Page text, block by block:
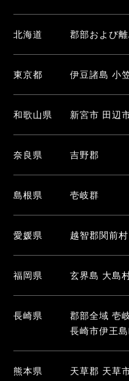
北海道 郡部および
東京都 伊豆諸島 小
和歌山県 新宮市 田辺
奈良県 吉野郡
島根県 壱岐群
愛媛県 越智郡関前
福岡県 玄界島 大島
長崎県
郡部全域 壱
長崎市伊王
熊本県 天草郡 天草